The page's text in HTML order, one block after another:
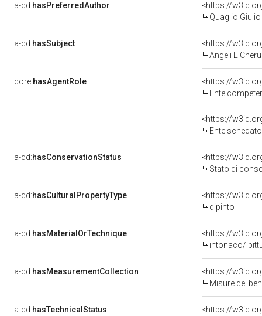
a-cd:hasPreferredAuthor
<https://
Quaglio
a-cd:hasSubject
<https://
Angeli E
core:hasAgentRole
<https://
Ente competente
<https://
Ente schedatore del bene
a-dd:hasConservationStatus
<https://
Stato di
a-dd:hasCulturalPropertyType
<https://
dipinto
a-dd:hasMaterialOrTechnique
<https://
intonaco/
a-dd:hasMeasurementCollection
<https://
Misure del
a-dd:hasTechnicalStatus
<https://